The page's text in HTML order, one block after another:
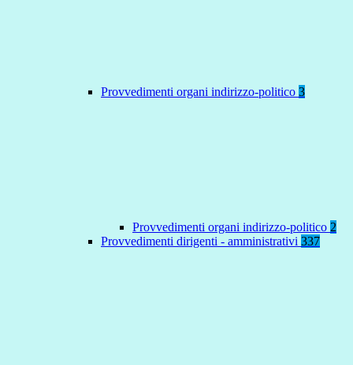
Provvedimenti organi indirizzo-politico 3
Provvedimenti organi indirizzo-politico 2
Provvedimenti dirigenti - amministrativi 337